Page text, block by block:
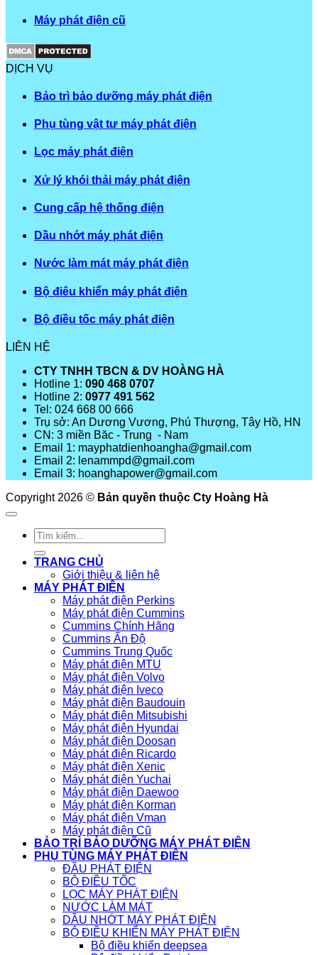
Máy phát điện cũ
DỊCH VỤ
Bảo trì bảo dưỡng máy phát điện
Phụ tùng vật tư máy phát điện
Lọc máy phát điện
Xử lý khói thải máy phát điện
Cung cấp hệ thống điện
Dầu nhớt máy phát điện
Nước làm mát máy phát điện
Bộ điêu khiển máy phát điện
Bộ điều tốc máy phát điện
LIÊN HỆ
CTY TNHH TBCN & DV HOÀNG HÀ
Hotline 1: 090 468 0707
Hotline 2: 0977 491 562
Tel: 024 668 00 666
Trụ sở: An Dương Vương, Phú Thượng, Tây Hồ, HN
CN: 3 miền Băc - Trung - Nam
Email 1: mayphatdienhoangha@gmail.com
Email 2: lenammpd@gmail.com
Email 3: hoanghapower@gmail.com
Copyright 2026 © Bản quyền thuộc Cty Hoàng Hà
Tìm
kiếm:
TRANG CHỦ
Giới thiệu & liên hệ
MÁY PHÁT ĐIỆN
Máy phát điện Perkins
Máy phát điện Cummins
Cummins Chính Hãng
Cummins Ấn Độ
Cummins Trung Quốc
Máy phát điện MTU
Máy phát điện Volvo
Máy phát điện Iveco
Máy phát điện Baudouin
Máy phát điện Mitsubishi
Máy phát điện Hyundai
Máy phát điện Doosan
Máy phát điện Ricardo
Máy phát điện Xenic
Máy phát điện Yuchai
Máy phát điện Daewoo
Máy phát điện Korman
Máy phát điện Vman
Máy phát điện Cũ
BẢO TRÌ BẢO DƯỠNG MÁY PHÁT ĐIỆN
PHỤ TÙNG MÁY PHÁT ĐIỆN
ĐẦU PHÁT ĐIỆN
BỘ ĐIỀU TỐC
LỌC MÁY PHÁT ĐIỆN
NƯỚC LÀM MÁT
DẦU NHỚT MÁY PHÁT ĐIỆN
BỘ ĐIỀU KHIỂN MÁY PHÁT ĐIỆN
Bộ điều khiển deepsea